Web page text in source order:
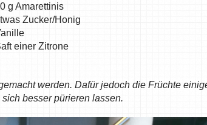
g Amarettinis
Zucker/Honig
einer Zitrone
werden. Dafür jedoch die Früchte
besser pürieren lassen.